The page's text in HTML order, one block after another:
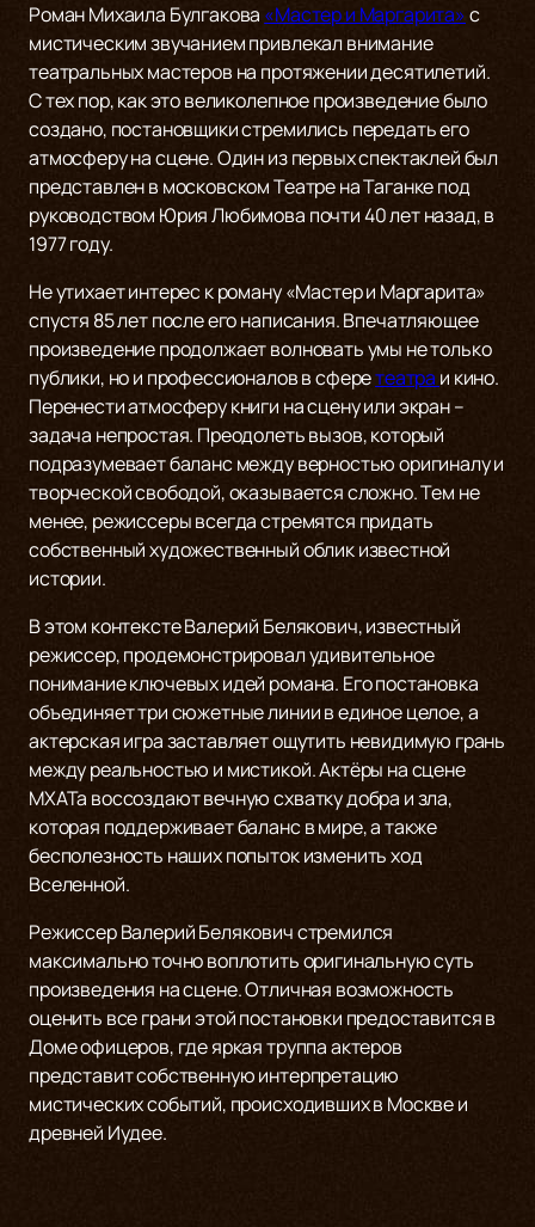
Роман Михаила Булгакова «Мастер и Маргарита»с
мистическим звучанием привлекал внимание
театральных мастеров на протяжении десятилетий.
С тех пор, как это великолепное произведение было
создано, постановщики стремились передать его
атмосферу на сцене. Один из первых спектаклей был
представлен в московском Театре на Таганке под
руководством Юрия Любимова почти 40 лет назад, в
1977 году.
Не утихает интерес к роману «Мастер и Маргарита»
спустя 85 лет после его написания. Впечатляющее
произведение продолжает волновать умы не только
публики, но и профессионалов в сферетеатра и кино.
Перенести атмосферу книги на сцену или экран –
задача непростая. Преодолеть вызов, который
подразумевает баланс между верностью оригиналу и
творческой свободой, оказывается сложно. Тем не
менее, режиссеры всегда стремятся придать
собственный художественный облик известной
истории.
В этом контексте Валерий Белякович, известный
режиссер, продемонстрировал удивительное
понимание ключевых идей романа. Его постановка
объединяет три сюжетные линии в единое целое, а
актерская игра заставляет ощутить невидимую грань
между реальностью и мистикой. Актёры на сцене
МХАТа воссоздают вечную схватку добра и зла,
которая поддерживает баланс в мире, а также
бесполезность наших попыток изменить ход
Вселенной.
Режиссер Валерий Белякович стремился
максимально точно воплотить оригинальную суть
произведения на сцене. Отличная возможность
оценить все грани этой постановки предоставится в
Доме офицеров, где яркая труппа актеров
представит собственную интерпретацию
мистических событий, происходивших в Москве и
древней Иудее.